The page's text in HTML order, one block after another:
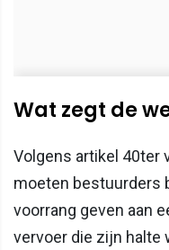
Wat zegt de
Volgens artikel 40ter
moeten bestuurders
voorrang geven aan
vervoer die zijn halte